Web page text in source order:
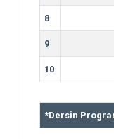
8
9
10
*Dersin